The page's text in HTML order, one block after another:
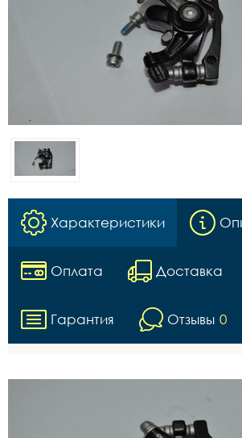
Характеристики
Оплата Доставка
Гарантия Отзывы 0